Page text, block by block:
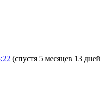
(спустя 5 месяцев 13